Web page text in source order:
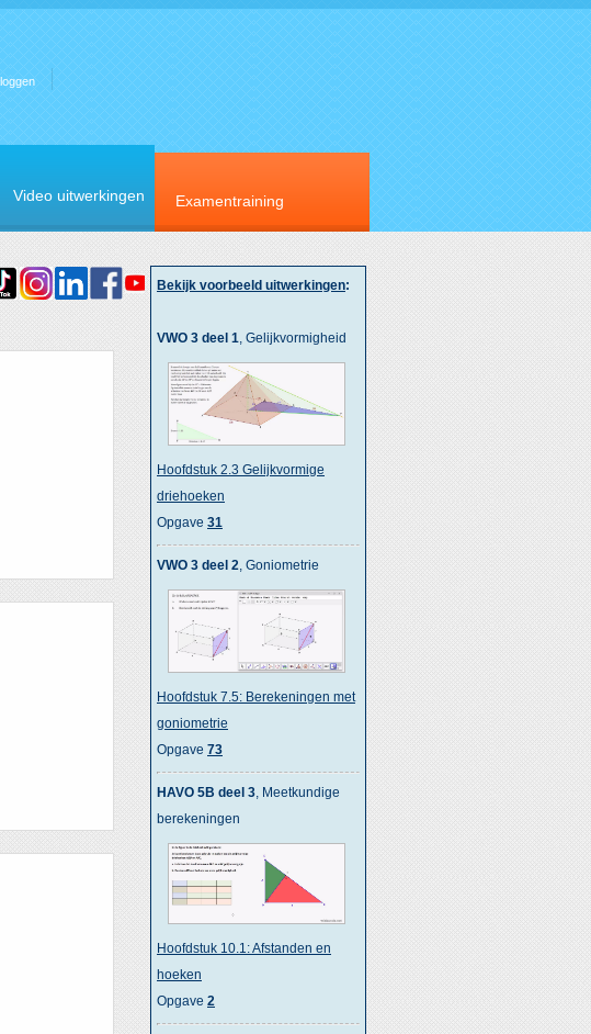
Video uitwerkingen Examentraining
Bekijk voorbeeld uitwerkingen:
VWO 3 deel 1, Gelijkvormigheid
Hoofdstuk 2.3 Gelijkvormige
driehoeken
Opgave 31
VWO 3 deel 2, Goniometrie
Hoofdstuk 7.5: Berekeningen met
goniometrie
Opgave 73
HAVO 5B deel 3, Meetkundige
berekeningen
Hoofdstuk 10.1: Afstanden en
hoeken
Opgave 2